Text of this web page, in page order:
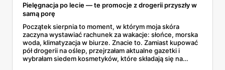
Pielęgnacja po lecie — te promocje z drogerii przyszły w
samą porę
Początek sierpnia to moment, w którym moja skóra
zaczyna wystawiać rachunek za wakacje: słońce, morska
woda, klimatyzacja w biurze. Znacie to. Zamiast kupować
pół drogerii na oślep, przejrzałam aktualne gazetki i
wybrałam siedem kosmetyków, które składają się na